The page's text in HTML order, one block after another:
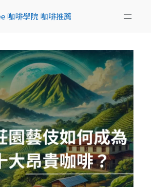
咖啡學院 咖啡推薦